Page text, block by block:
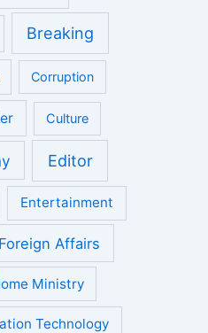
Breaking
Corruption
Culture
Editor
Entertainment
Foreign Affairs
Ministry
Technology